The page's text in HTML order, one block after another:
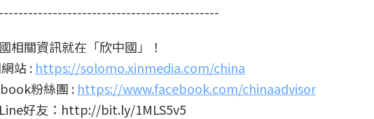
相關資訊就在「欣中國」！
站 : https://solomo.xinmedia.com/china
粉絲團 : https://www.facebook.com/chinaadvisor
好友：http://bit.ly/1MLS5v5